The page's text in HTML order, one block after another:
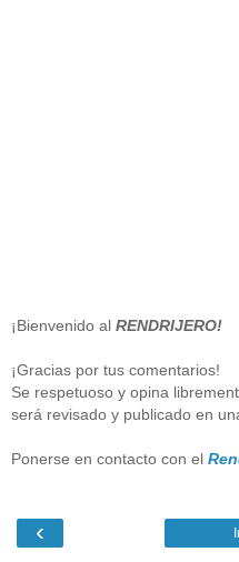
¡Bienvenido al RENDRIJERO!
¡Gracias por tus comentarios!
Se respetuoso y opina
será revisado y publicado en
Ponerse en contacto con el
‹